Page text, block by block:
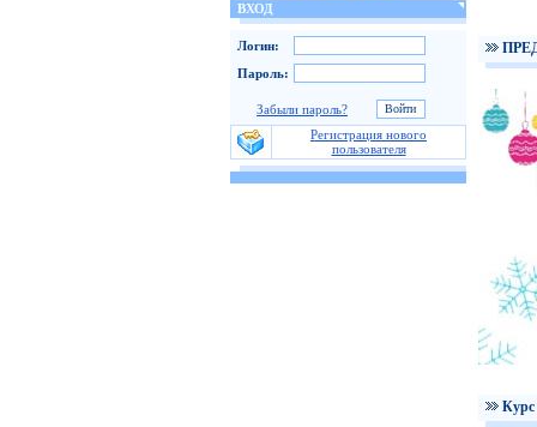
ВХОД
Логин:
Пароль:
Забыли пароль?
Регистрация нового
пользователя